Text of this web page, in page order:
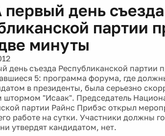
день съезда
партии
минуты
день съезда Республиканской партии
5: программа форума, где
в президенты, была серьезно
штормом "Исаак". Председатель
партии Райнс Прибэс открыл
работе на сутки. Участники должны
утвердят кандидатом, нет.